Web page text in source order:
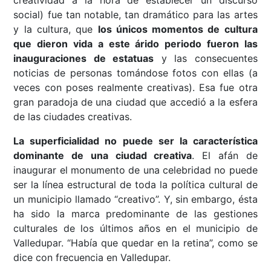
social) fue tan notable, tan dramático para las artes
y la cultura, que los únicos momentos de cultura
que dieron vida a este árido periodo fueron las
inauguraciones de estatuas y las consecuentes
noticias de personas tomándose fotos con ellas (a
veces con poses realmente creativas). Esa fue otra
gran paradoja de una ciudad que accedió a la esfera
de las ciudades creativas.
La superficialidad no puede ser la característica
dominante de una ciudad creativa. El afán de
inaugurar el monumento de una celebridad no puede
ser la línea estructural de toda la política cultural de
un municipio llamado “creativo”. Y, sin embargo, ésta
ha sido la marca predominante de las gestiones
culturales de los últimos años en el municipio de
Valledupar. “Había que quedar en la retina”, como se
dice con frecuencia en Valledupar.